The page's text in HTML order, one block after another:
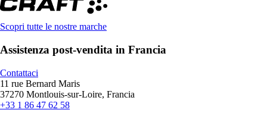
Scopri tutte le nostre marche
Assistenza post-vendita in Francia
Contattaci
11 rue Bernard Maris
37270 Montlouis-sur-Loire, Francia
+33 1 86 47 62 58